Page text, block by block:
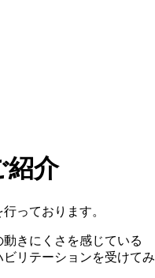
紹介
っております。
きにくさを感じている
リテーションを受けてみ